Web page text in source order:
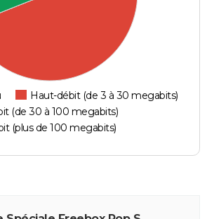
Haut-débit (de 3 à 30 megabits)
(de 30 à 100 megabits)
(plus de 100 megabits)